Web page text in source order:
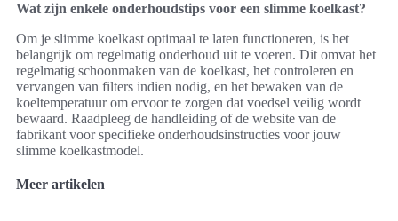
Wat zijn enkele onderhoudstips voor een slimme koelkast?
Om je slimme koelkast optimaal te laten functioneren, is het
belangrijk om regelmatig onderhoud uit te voeren. Dit omvat het
regelmatig schoonmaken van de koelkast, het controleren en
vervangen van filters indien nodig, en het bewaken van de
koeltemperatuur om ervoor te zorgen dat voedsel veilig wordt
bewaard. Raadpleeg de handleiding of de website van de
fabrikant voor specifieke onderhoudsinstructies voor jouw
slimme koelkastmodel.
Meer artikelen